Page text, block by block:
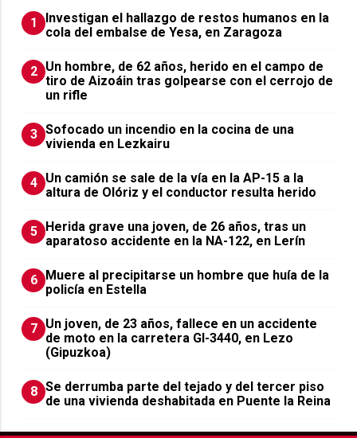
1
Investigan el hallazgo de restos humanos en la
cola del embalse de Yesa, en Zaragoza
2 Un hombre, de 62 años, herido en el campo de
tiro de Aizoáin tras golpearse con el cerrojo de
un rifle
3 Sofocado un incendio en la cocina de una
vivienda en Lezkairu
4 Un camión se sale de la vía en la AP-15 a la
altura de Olóriz y el conductor resulta herido
5
Herida grave una joven, de 26 años, tras un
aparatoso accidente en la NA-122, en Lerín
6
Muere al precipitarse un hombre que huía de la
policía en Estella
7 Un joven, de 23 años, fallece en un accidente
de moto en la carretera GI-3440, en Lezo
(Gipuzkoa)
8 Se derrumba parte del tejado y del tercer piso
de una vivienda deshabitada en Puente la Reina